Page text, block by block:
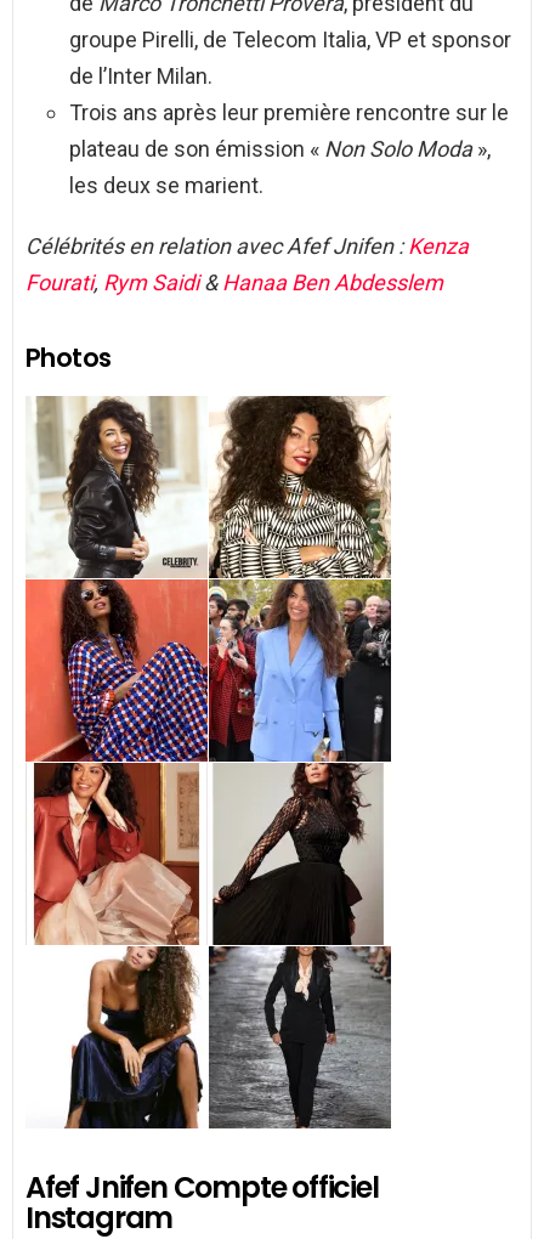
groupe Pirelli, de Telecom Italia, VP et sponsor
de l’Inter Milan.
Trois ans après leur première rencontre sur le
plateau de son émission « Non Solo Moda»,
les deux se marient.
Célébrités en relation avec Afef Jnifen :Kenza
Fourati, Rym Saidi&Hanaa Ben Abdesslem
Photos
Afef Jnifen Compte officiel
Instagram